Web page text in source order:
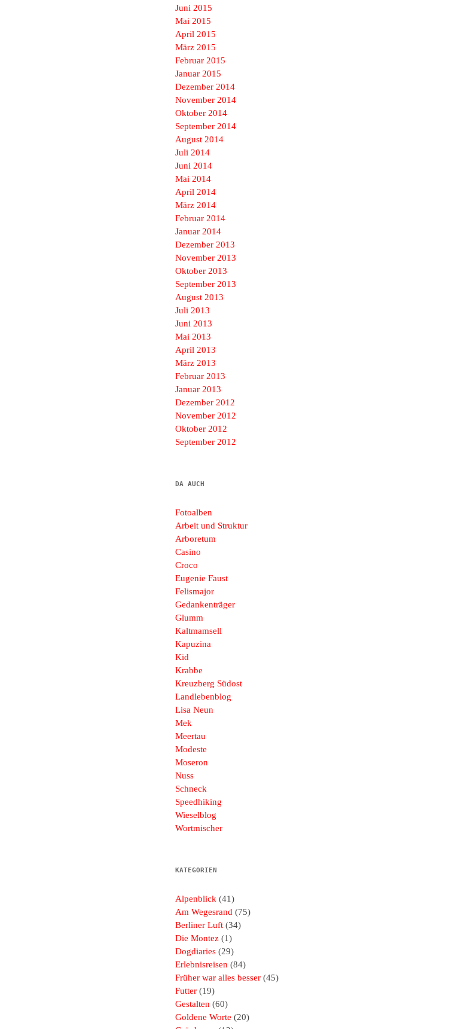
Juni 2015
Mai 2015
April 2015
März 2015
Februar 2015
Januar 2015
Dezember 2014
November 2014
Oktober 2014
September 2014
August 2014
Juli 2014
Juni 2014
Mai 2014
April 2014
März 2014
Februar 2014
Januar 2014
Dezember 2013
November 2013
Oktober 2013
September 2013
August 2013
Juli 2013
Juni 2013
Mai 2013
April 2013
März 2013
Februar 2013
Januar 2013
Dezember 2012
November 2012
Oktober 2012
September 2012
DA AUCH
Fotoalben
Arbeit und Struktur
Arboretum
Casino
Croco
Eugenie Faust
Felismajor
Gedankenträger
Glumm
Kaltmamsell
Kapuzina
Kid
Krabbe
Kreuzberg Südost
Landlebenblog
Lisa Neun
Mek
Meertau
Modeste
Moseron
Nuss
Schneck
Speedhiking
Wieselblog
Wortmischer
KATEGORIEN
Alpenblick (41)
Am Wegesrand (75)
Berliner Luft (34)
Die Montez (1)
Dogdiaries (29)
Erlebnisreisen (84)
Früher war alles besser (45)
Futter (19)
Gestalten (60)
Goldene Worte (20)